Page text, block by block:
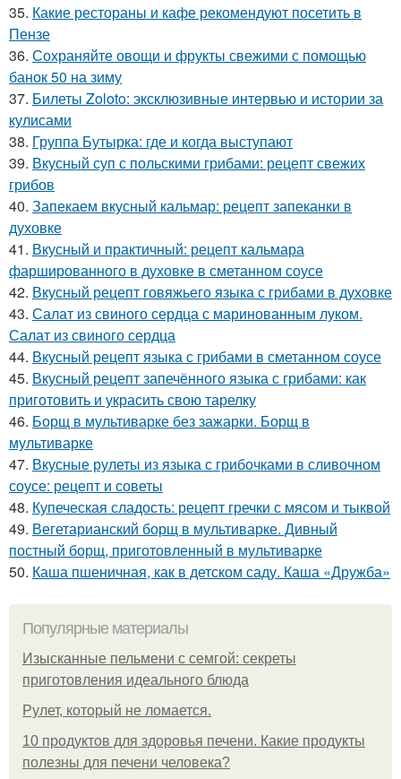
35. Какие рестораны и кафе рекомендуют посетить в
Пензе
36. Сохраняйте овощи и фрукты свежими с помощью
банок 50 на зиму
37. Билеты Zoloto: эксклюзивные интервью и истории за
кулисами
38. Группа Бутырка: где и когда выступают
39. Вкусный суп с польскими грибами: рецепт свежих
грибов
40. Запекаем вкусный кальмар: рецепт запеканки в
духовке
41. Вкусный и практичный: рецепт кальмара
фаршированного в духовке в сметанном соусе
42. Вкусный рецепт говяжьего языка с грибами в духовке
43. Салат из свиного сердца с маринованным луком.
Салат из свиного сердца
44. Вкусный рецепт языка с грибами в сметанном соусе
45. Вкусный рецепт запечённого языка с грибами: как
приготовить и украсить свою тарелку
46. Борщ в мультиварке без зажарки. Борщ в
мультиварке
47. Вкусные рулеты из языка с грибочками в сливочном
соусе: рецепт и советы
48. Купеческая сладость: рецепт гречки с мясом и тыквой
49. Вегетарианский борщ в мультиварке. Дивный
постный борщ, приготовленный в мультиварке
50. Каша пшеничная, как в детском саду. Каша «Дружба»
Популярные материалы
Изысканные пельмени с семгой: секреты
приготовления идеального блюда
Рулет, который не ломается.
10 продуктов для здоровья печени. Какие продукты
полезны для печени человека?